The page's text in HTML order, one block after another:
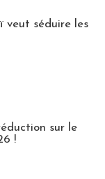
veut séduire les
sur le
!